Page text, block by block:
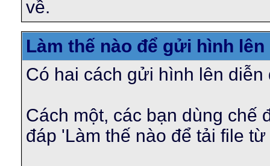
về.
Làm thế nào để gửi hình lên
Có hai cách gửi hình lên diễn
Cách một, các bạn dùng chế
đáp 'Làm thế nào để tải file